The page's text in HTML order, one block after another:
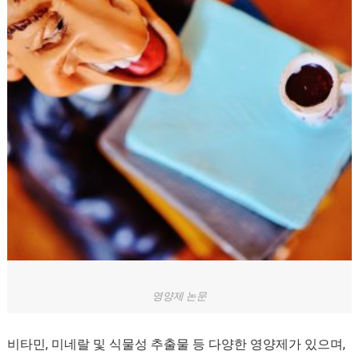
영양제 논문
비타민, 미네랄 및 식물성 추출물 등 다양한 영양제가 있으며,